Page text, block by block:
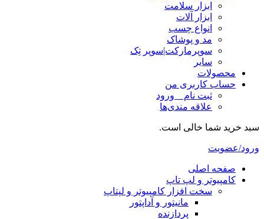
ابزار سلامت
ابزار آلات
انواع چسب
مد و پوشاک
سوپرمارکت|سوپر تِک
سایر
محصولات
حساب کاربری من
ثبت نام _ ورود
علاقه مندی‌ها
سبد خرید شما خالی است.
ورود/عضویت
صفحه اصلی
کامپیوتر و‌‌‌‌‌ لپ تاپ
سخت افزار کامپیوتر و لپتاپ
مانیتور و آداپتور
پردازنده